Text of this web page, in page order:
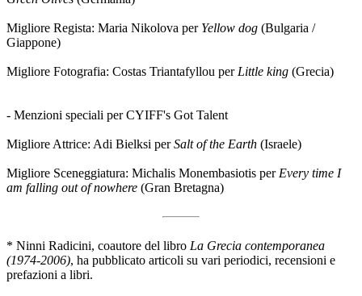
Migliore Regista: Maria Nikolova per Yellow dog (Bulgaria /
Giappone)
Migliore Fotografia: Costas Triantafyllou per Little king (Grecia)
- Menzioni speciali per CYIFF's Got Talent
Migliore Attrice: Adi Bielksi perSalt of the Earth (Israele)
Migliore Sceneggiatura: Michalis Monembasiotis per Every time I
am falling out of nowhere (Gran Bretagna)
* Ninni Radicini, coautore del libro La Grecia contemporanea
(1974-2006), ha pubblicato articoli su vari periodici, recensioni e
prefazioni a libri.